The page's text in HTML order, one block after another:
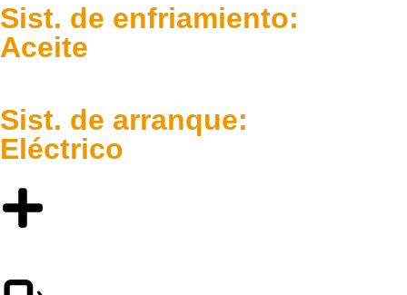
Sist. de enfriamiento:
Aceite
Sist. de arranque:
Eléctrico